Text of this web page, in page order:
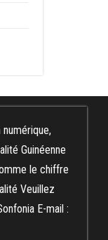
numérique,
Guinéenne
le chiffre
Veuillez
E-mail :